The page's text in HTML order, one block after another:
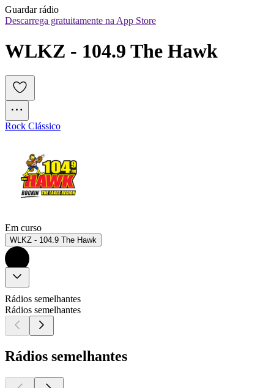
Guardar rádio
Descarrega gratuitamente na App Store
WLKZ - 104.9 The Hawk
Rock Clássico
Em curso
WLKZ - 104.9 The Hawk
Rádios semelhantes
Rádios semelhantes
Rádios semelhantes